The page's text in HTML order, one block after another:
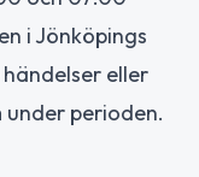
i Jönköpings
eller
perioden.